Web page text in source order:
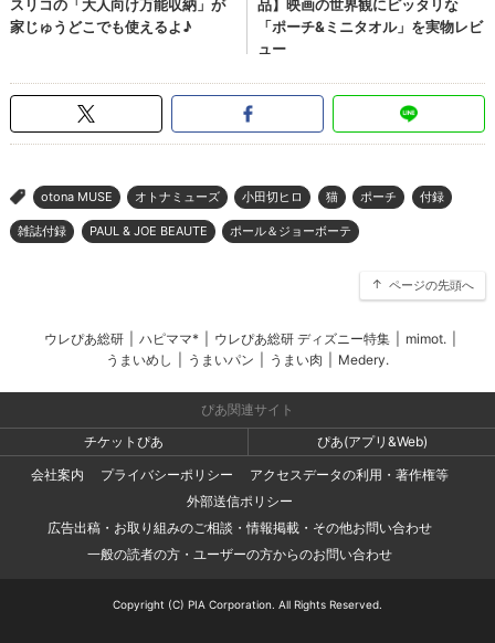
> otona MUSE オトナミューズ 小田切ヒロ 猫 ポーチ 付録
雑誌付録 PAUL & JOE BEAUTE ポール＆ジョーボーテ
ページの先頭へ
ウレぴあ総研 ハピママ* ウレぴあ総研 ディズニー特集 mimot.
うまいめし
うまいパン うまい肉 Medery.
ぴあ関連サイト
チケットぴあ
ぴあ(アプリ&Web)
会社案内
プライバシーポリシー
アクセスデータの利用・著作権等
外部送信ポリシー
広告出稿・お取り組みのご相談・情報掲載・その他お問い合わせ
一般の読者の方・ユーザーの方からのお問い合わせ
Copyright (C) PIA Corporation. All Rights Reserved.